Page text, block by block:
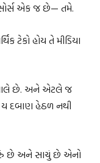
સોર્સ એક જ છે— તમે.
ટેકો હોય તે મીડિયા
ચાલે છે. અને એટલે જ
ય દબાણ હેઠળ નથી
છે અને સાચું છે એનો